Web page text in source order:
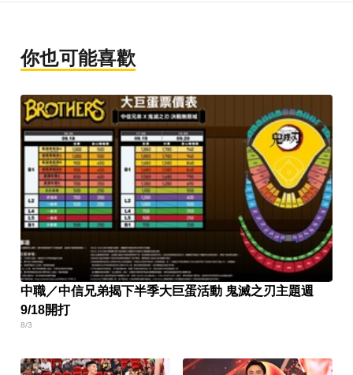
你也可能喜歡
中職／中信兄弟揭下半季大巨蛋活動 鬼滅之刃主題週
9/18開打
8/3